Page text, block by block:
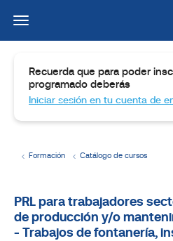
Formación Catálogo de cursos
Dirigido
a
Recuerda que para poder
programado deberás
Iniciar sesión en tu cuenta de
PRL para trabajadores
de producción y/o
- Trabajos de fontanería,